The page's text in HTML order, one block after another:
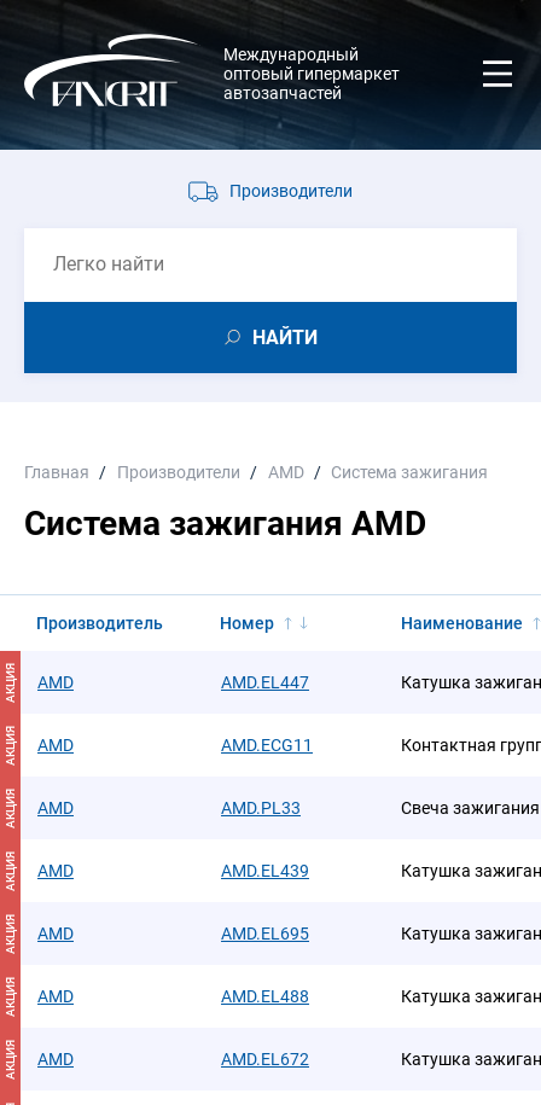
Международный
оптовый гипермаркет
автозапчастей
Производители
НАЙТИ
Главная Производители AMD Система зажигания
Система зажигания AMD
Производитель Номер Наименование
АКЦИЯ AMD AMD.EL447 Катушка
АКЦИЯ AMD AMD.ECG11 Контактная
АКЦИЯ AMD AMD.PL33 Свеча зажигания
АКЦИЯ AMD AMD.EL439 Катушка
АКЦИЯ AMD AMD.EL695 Катушка
АКЦИЯ AMD AMD.EL488 Катушка
АКЦИЯ AMD AMD.EL672 Катушка